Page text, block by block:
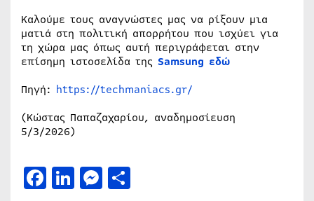
Καλούμε τους αναγνώστες μας να ρίξουν μια
ματιά στη πολιτική απορρήτου που ισχύει για
τη χώρα μας όπως αυτή περιγράφεται στην
επίσημη ιστοσελίδα της Samsung εδώ
Πηγή: https://techmaniacs.gr/
(Κώστας Παπαζαχαρίου, αναδημοσίευση
5/3/2026)
Facebook
LinkedIn
Messenger